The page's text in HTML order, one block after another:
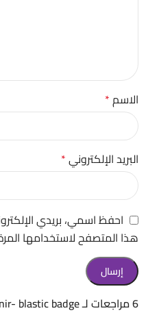
6 مراجعات لـ
blastic badge
الاسم*
البريد الإلكتروني*
احفظ اسمي، بريدي
هذا المتصفح لاستخدامها